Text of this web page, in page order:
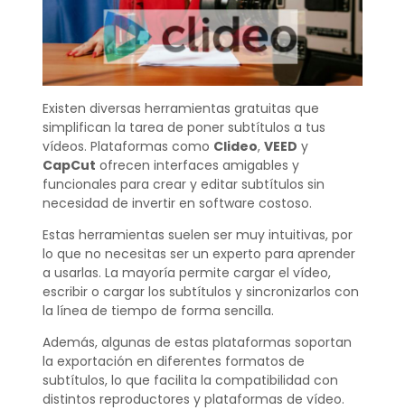
Existen diversas herramientas gratuitas que
simplifican la tarea de poner subtítulos a tus
vídeos. Plataformas como Clideo, VEED y
CapCut ofrecen interfaces amigables y
funcionales para crear y editar subtítulos sin
necesidad de invertir en software costoso.
Estas herramientas suelen ser muy intuitivas, por
lo que no necesitas ser un experto para aprender
a usarlas. La mayoría permite cargar el vídeo,
escribir o cargar los subtítulos y sincronizarlos con
la línea de tiempo de forma sencilla.
Además, algunas de estas plataformas soportan
la exportación en diferentes formatos de
subtítulos, lo que facilita la compatibilidad con
distintos reproductores y plataformas de vídeo.